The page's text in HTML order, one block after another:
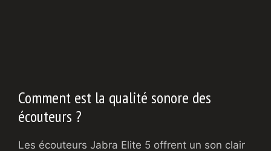
Comment est la qualité sonore des
écouteurs ?
Les écouteurs Jabra Elite 5 offrent un son clair